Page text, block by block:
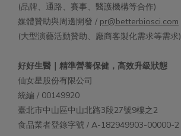
(品牌、通路、賽事、醫護機構等合作)
媒體贊助與周邊開發 / pr@betterbiosci.com
(大型演藝活動贊助、廠商客製化需求等需求)
好好生醫｜精準營養保健，高效升級狀態
仙女星股份有限公司
統編 / 00149920
臺北市中山區中山北路3段27號9樓之2
食品業者登錄字號 / A-182949903-00000-2